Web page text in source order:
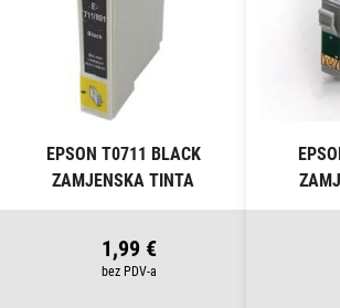
EPSON T0711 BLACK
ZAMJENSKA TINTA
1,99 €